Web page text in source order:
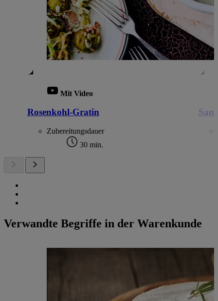
Mit Video
Rosenkohl-Gratin
Zubereitungsdauer
30 min.
Verwandte Begriffe in der Warenkunde